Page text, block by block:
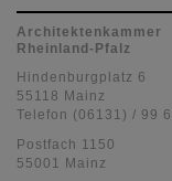
Architektenkammer
Rheinland-Pfalz
Hindenburgplatz 6
55118 Mainz
Telefon (06131) / 99
Postfach 1150
55001 Mainz